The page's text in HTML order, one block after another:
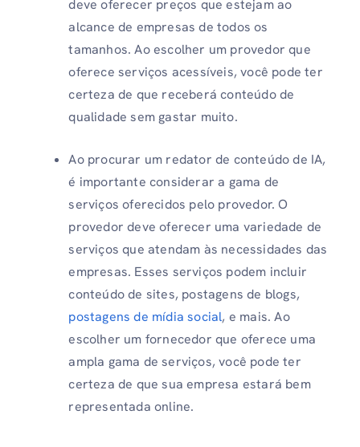
deve oferecer preços que estejam ao
alcance de empresas de todos os
tamanhos. Ao escolher um provedor que
oferece serviços acessíveis, você pode ter
certeza de que receberá conteúdo de
qualidade sem gastar muito.
Ao procurar um redator de conteúdo de IA,
é importante considerar a gama de
serviços oferecidos pelo provedor. O
provedor deve oferecer uma variedade de
serviços que atendam às necessidades das
empresas. Esses serviços podem incluir
conteúdo de sites, postagens de blogs,
postagens de mídia social, e mais. Ao
escolher um fornecedor que oferece uma
ampla gama de serviços, você pode ter
certeza de que sua empresa estará bem
representada online.